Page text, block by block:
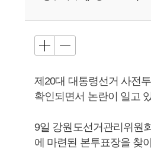
제20대 대통령선거 사전
확인되면서 논란이 일고
9일 강원도선거관리위원
에 마련된 본투표장을 찾